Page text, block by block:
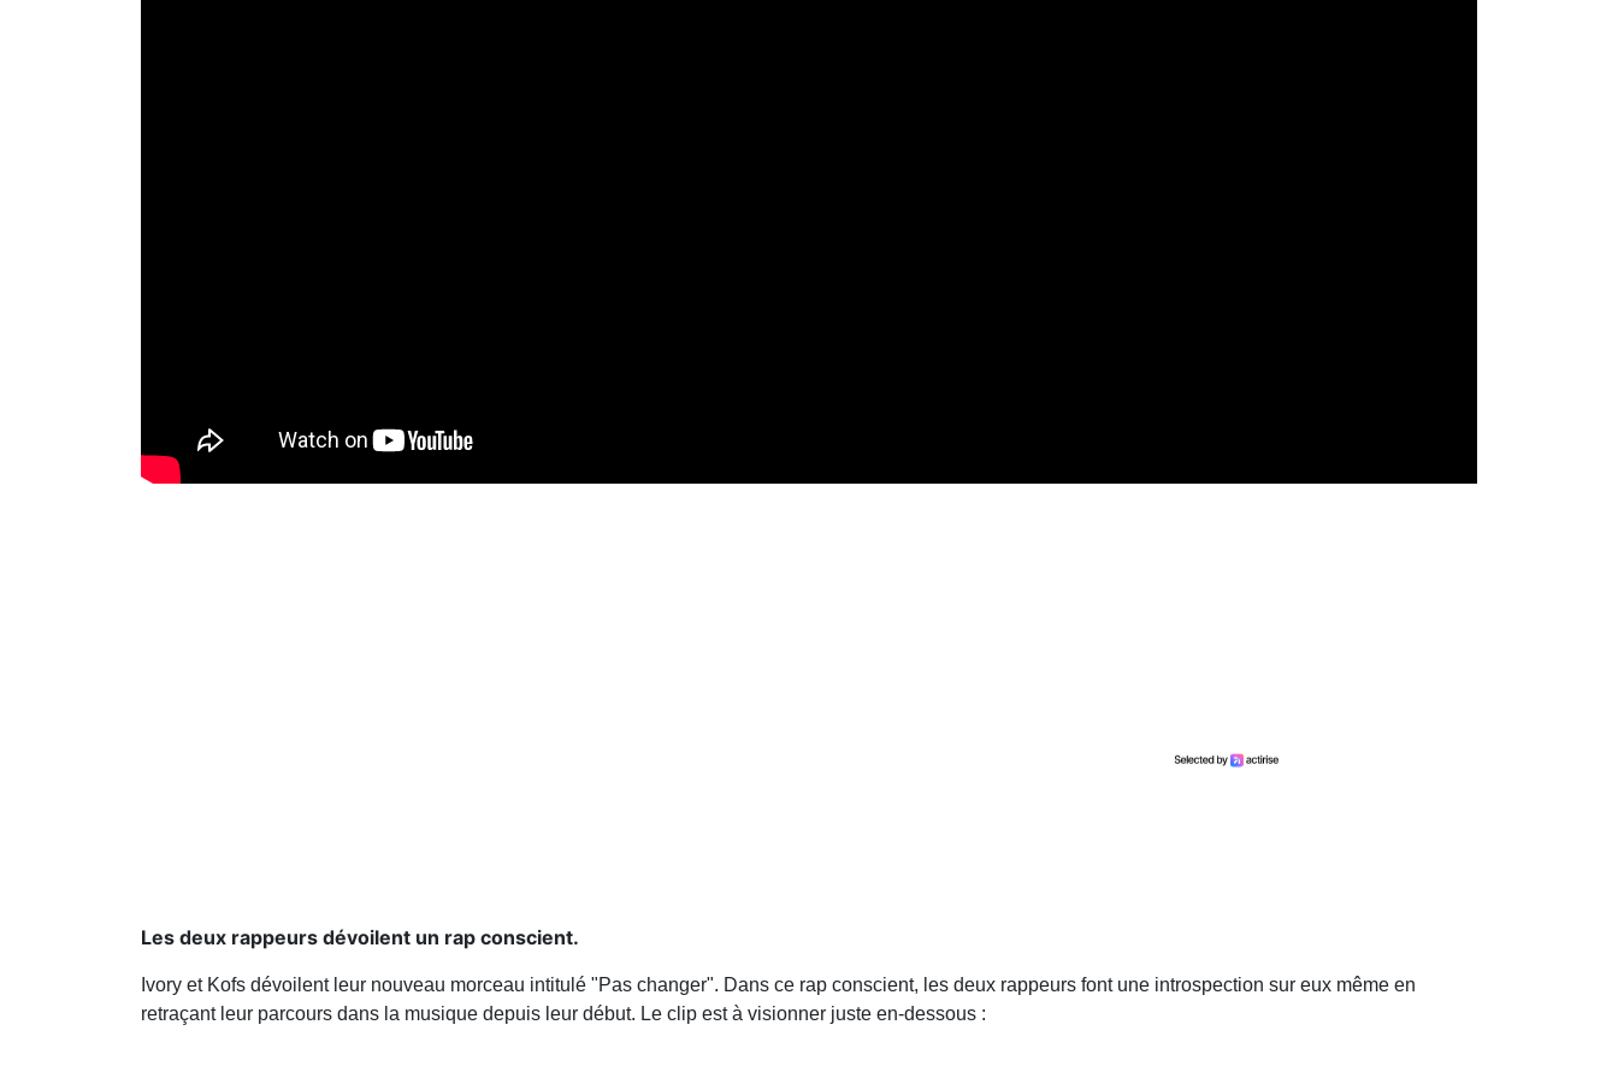
Les deux rappeurs dévoilent un rap conscient.
Ivory et Kofs dévoilent leur nouveau morceau intitulé "Pas changer". Dans ce rap conscient, les deux rappeurs font une introspection sur eux même en
retraçant leur parcours dans la musique depuis leur début. Le clip est à visionner juste en-dessous :